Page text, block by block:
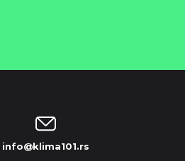
info@klima101.rs